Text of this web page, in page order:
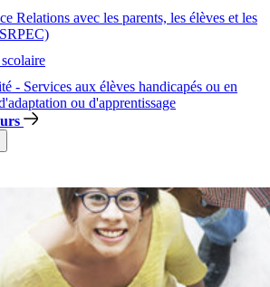
Relations avec les parents, les élèves et les
- Services aux élèves handicapés ou en
ou d'apprentissage